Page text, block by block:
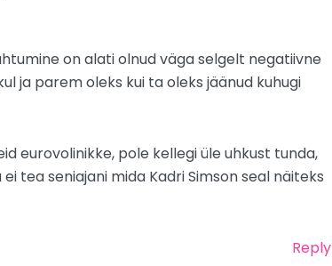
on alati olnud väga selgelt negatiivne
ja parem oleks kui ta oleks jäänud kuhugi
eurovolinikke, pole kellegi üle uhkust tunda,
tea seniajani mida Kadri Simson seal näiteks
Reply